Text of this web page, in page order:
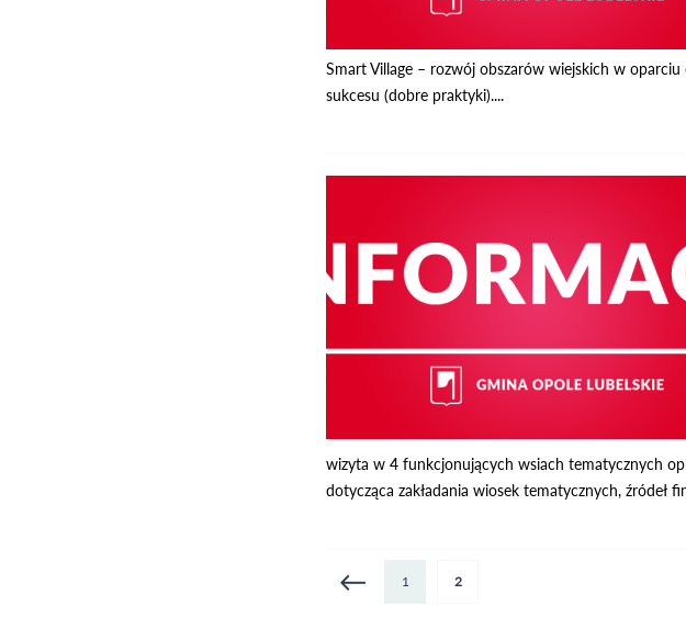
Smart Village – rozwój obszarów wiejskich w
sukcesu (dobre praktyki)....
wizyta w 4 funkcjonujących wsiach tematycznych
dotycząca zakładania wiosek tematycznych, źródeł
Strony 1 2